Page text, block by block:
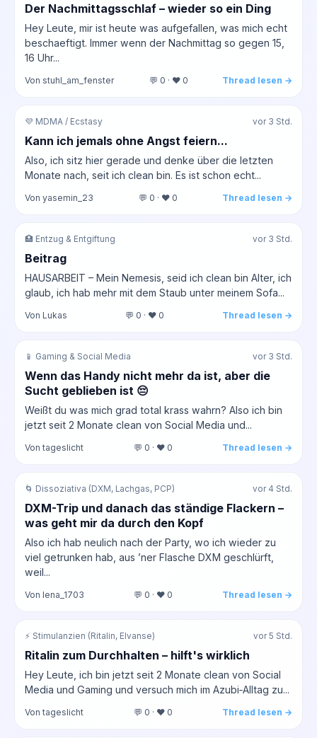
Der Nachmittagsschlaf – wieder so ein Ding
Hey Leute, mir ist heute was aufgefallen, was mich echt
beschaeftigt. Immer wenn der Nachmittag so gegen 15,
16 Uhr...
Von stuhl_am_fenster 💬 0 · ❤️ 0 Thread lesen →
💜 MDMA / Ecstasy vor 3 Std.
Kann ich jemals ohne Angst feiern...
Also, ich sitz hier gerade und denke über die letzten
Monate nach, seit ich clean bin. Es ist schon echt...
Von yasemin_23 💬 0 · ❤️ 0 Thread lesen →
🏥 Entzug & Entgiftung vor 3 Std.
Beitrag
HAUSARBEIT – Mein Nemesis, seid ich clean bin Alter, ich
glaub, ich hab mehr mit dem Staub unter meinem Sofa...
Von Lukas 💬 0 · ❤️ 0 Thread lesen →
📱 Gaming & Social Media vor 3 Std.
Wenn das Handy nicht mehr da ist, aber die
Sucht geblieben ist 😔
Weißt du was mich grad total krass wahrn? Also ich bin
jetzt seit 2 Monate clean von Social Media und...
Von tageslicht 💬 0 · ❤️ 0 Thread lesen →
🌀 Dissoziativa (DXM, Lachgas, PCP) vor 4 Std.
DXM-Trip und danach das ständige Flackern –
was geht mir da durch den Kopf
Also ich hab neulich nach der Party, wo ich wieder zu
viel getrunken hab, aus ’ner Flasche DXM geschlürft,
weil...
Von lena_1703 💬 0 · ❤️ 0 Thread lesen →
⚡ Stimulanzien (Ritalin, Elvanse) vor 5 Std.
Ritalin zum Durchhalten – hilft's wirklich
Hey Leute, ich bin jetzt seit 2 Monate clean von Social
Media und Gaming und versuch mich im Azubi‑Alltag zu...
Von tageslicht 💬 0 · ❤️ 0 Thread lesen →